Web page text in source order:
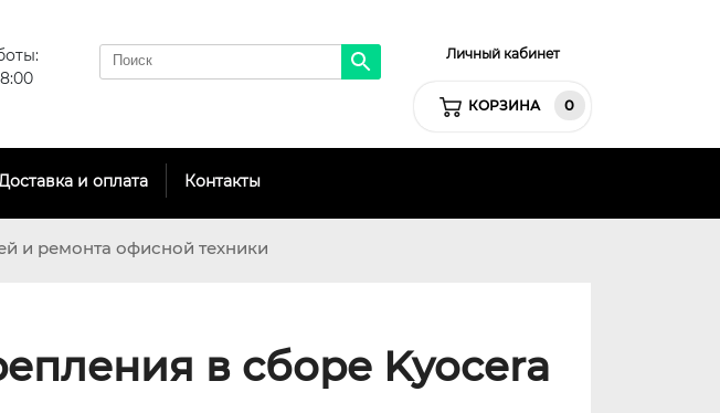
Личный кабинет
КОРЗИНА 0
и оплата Контакты
и ремонта офисной техники
в сборе Kyocera